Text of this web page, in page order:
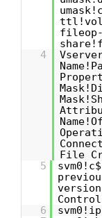
fileop-
4
File
5
6